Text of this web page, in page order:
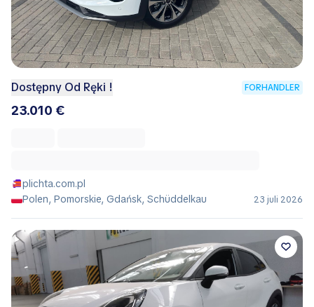
Dostępny Od Ręki ! FORHANDLER
23.010 €
plichta.com.pl
Polen, Pomorskie, Gdańsk, Schüddelkau
23 juli 2026